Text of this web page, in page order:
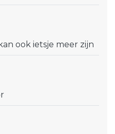
ook ietsje meer zijn